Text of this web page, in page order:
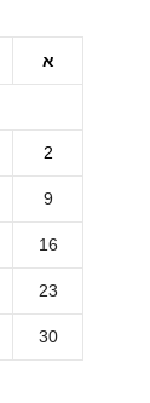
א
2
9
16
23
30